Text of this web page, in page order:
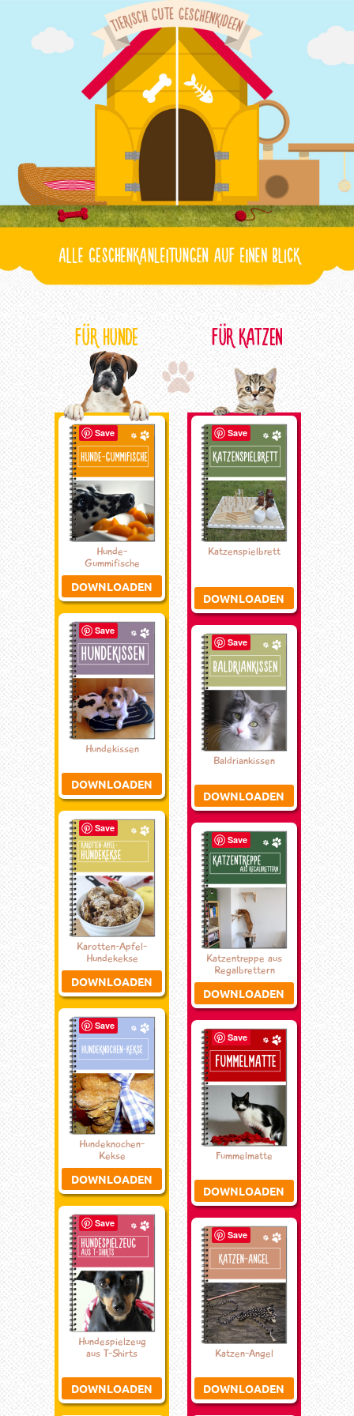
Save
Hunde-
Gummifische
DOWNLOADEN
Save
Hundekissen
DOWNLOADEN
Save
Karotten-Apfel-
Hundekekse
DOWNLOADEN
Save
Hundeknochen-
Kekse
DOWNLOADEN
Save
Hundespielzeug
aus T-Shirts
DOWNLOADEN
Save
Katzenspielbrett
DOWNLOADEN
Save
Baldriankissen
DOWNLOADEN
Save
Katzentreppe aus
Regalbrettern
DOWNLOADEN
Save
Fummelmatte
DOWNLOADEN
Save
Katzen-Angel
DOWNLOADEN